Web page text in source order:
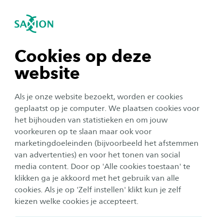
Cookies op deze
website
Als je onze website bezoekt, worden er cookies
geplaatst op je computer. We plaatsen cookies voor
het bijhouden van statistieken en om jouw
voorkeuren op te slaan maar ook voor
marketingdoeleinden (bijvoorbeeld het afstemmen
van advertenties) en voor het tonen van social
media content. Door op 'Alle cookies toestaan' te
klikken ga je akkoord met het gebruik van alle
cookies. Als je op 'Zelf instellen' klikt kun je zelf
kiezen welke cookies je accepteert.
Navigatie openen
tonen
tonen
tonen
tonen
sluiten
Nieuws
Alle categorieën
Onderwijs
Publicatiedatum:
26 juni 2026
Yes, je hebt de knoop doorgehakt! Schrijf je
snel in!
Onderwijs
Publicatiedatum:
17 juni 2026
Impact maken met data? Ontdek de nieuwe